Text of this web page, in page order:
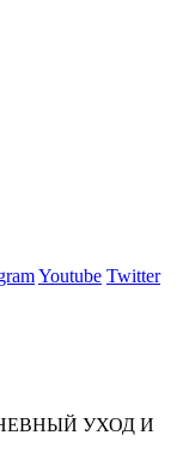
Youtube Twitter
УХОД И